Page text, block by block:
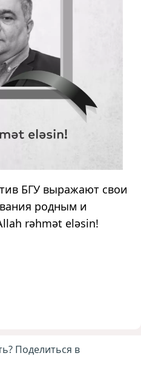
БГУ выражают свои
родным и
rəhmət eləsin!
Поделиться в